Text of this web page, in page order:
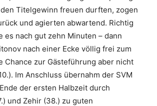
Titelgewinn freuen durften, zogen
und agierten abwartend. Richtig
es nach gut zehn Minuten – dann
nach einer Ecke völlig frei zum
Chance zur Gästeführung aber nicht
Im Anschluss übernahm der SVM
der ersten Halbzeit durch
und Zehir (38.) zu guten